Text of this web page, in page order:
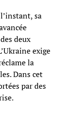
sa
deux
exige
la
Dans cet
par des